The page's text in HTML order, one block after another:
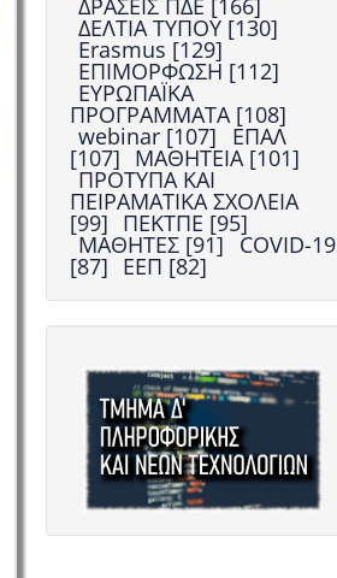
ΔΕΛΤΙΑ ΤΥΠΟΥ [130]
Erasmus [129]
ΕΠΙΜΟΡΦΩΣΗ [112]
ΕΥΡΩΠΑΪΚΑ
ΠΡΟΓΡΑΜΜΑΤΑ [108]
webinar [107] ΕΠΑΛ
[107] ΜΑΘΗΤΕΙΑ [101]
ΠΡΟΤΥΠΑ ΚΑΙ
ΠΕΙΡΑΜΑΤΙΚΑ ΣΧΟΛΕΙΑ
[99] ΠΕΚΤΠΕ [95]
ΜΑΘΗΤΕΣ [91] COVID-19
[87] ΕΕΠ [82]